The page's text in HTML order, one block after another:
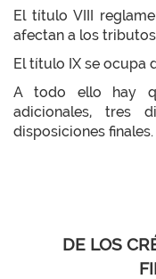
El título VIII
afectan a los
El título IX se ocupa
A todo ello hay
adicionales, tres
disposiciones finales.
DE LOS